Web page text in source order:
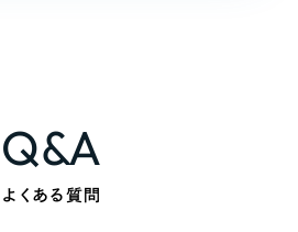
Q&A
よくある質問